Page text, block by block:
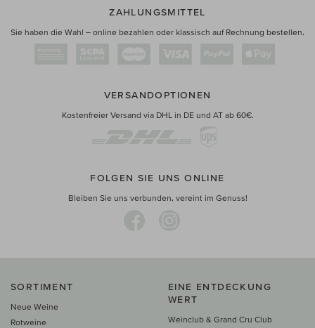
ZAHLUNGSMITTEL
Sie haben die Wahl – online bezahlen oder klassisch auf Rechnung bestellen.
VERSANDOPTIONEN
Kostenfreier Versand via DHL in DE und AT ab 60€.
FOLGEN SIE UNS ONLINE
Bleiben Sie uns verbunden, vereint im Genuss!
SORTIMENT
Neue Weine
Rotweine
EINE ENTDECKUNG
WERT
Weinclub & Grand Cru Club